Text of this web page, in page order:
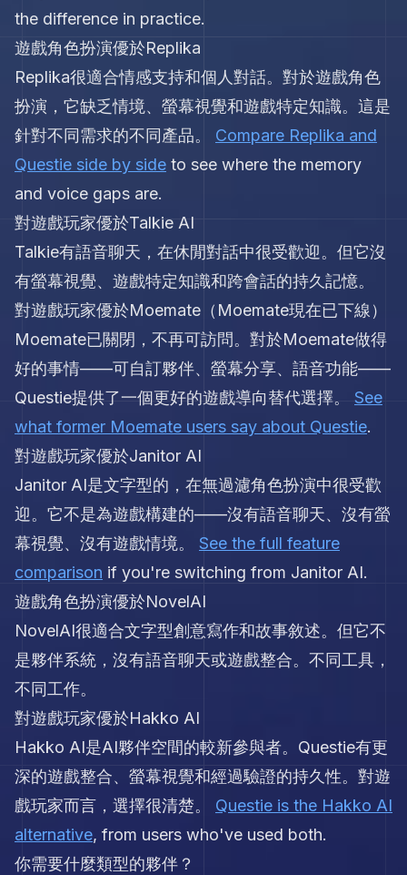
the difference in practice.
遊戲角色扮演優於Replika
Replika很適合情感支持和個人對話。對於遊戲角色
扮演，它缺乏情境、螢幕視覺和遊戲特定知識。這是
針對不同需求的不同產品。
Compare Replika and
Questie side by side to see where the memory
and voice gaps are.
對遊戲玩家優於Talkie AI
Talkie有語音聊天，在休閒對話中很受歡迎。但它沒
有螢幕視覺、遊戲特定知識和跨會話的持久記憶。
對遊戲玩家優於Moemate（Moemate現在已下線）
Moemate已關閉，不再可訪問。對於Moemate做得
好的事情——可自訂夥伴、螢幕分享、語音功能——
Questie提供了一個更好的遊戲導向替代選擇。
See
what former Moemate users say about Questie.
對遊戲玩家優於Janitor AI
Janitor AI是文字型的，在無過濾角色扮演中很受歡
迎。它不是為遊戲構建的——沒有語音聊天、沒有螢
幕視覺、沒有遊戲情境。
See the full feature
comparison if you're switching from Janitor AI.
遊戲角色扮演優於NovelAI
NovelAI很適合文字型創意寫作和故事敘述。但它不
是夥伴系統，沒有語音聊天或遊戲整合。不同工具，
不同工作。
對遊戲玩家優於Hakko AI
Hakko AI是AI夥伴空間的較新參與者。Questie有更
深的遊戲整合、螢幕視覺和經過驗證的持久性。對遊
戲玩家而言，選擇很清楚。
Questie is the Hakko AI
alternative, from users who've used both.
你需要什麼類型的夥伴？